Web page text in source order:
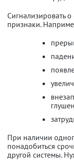
Сигнализировать
признаки.
При наличии
понадобиться
другой системы.